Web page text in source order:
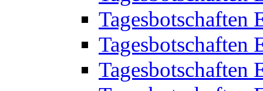
Tagesbotschaften
Tagesbotschaften
Tagesbotschaften